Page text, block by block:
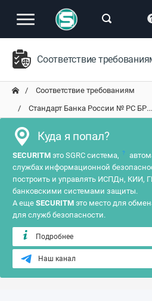
Соответствие
Соответствие требованиям
Стандарт Банка России № РС БР...
Куда я попал?
SECURITM это SGRC система, ?
службах информационной
построить и управлять ИСПДн, КИИ,
банковскими системами защиты.
А еще SECURITM это место для
для служб безопасности.
Подробнее
Наш канал